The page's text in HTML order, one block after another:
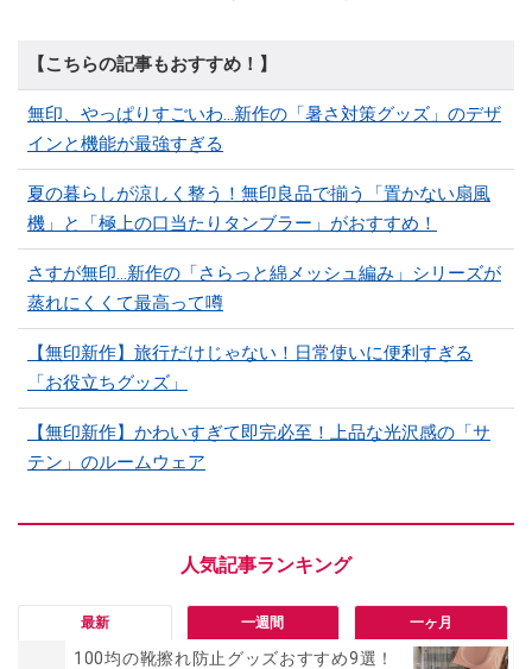
【こちらの記事もおすすめ！】
無印、やっぱりすごいわ…新作の「暑さ対策グッズ」のデザ
インと機能が最強すぎる
夏の暮らしが涼しく整う！無印良品で揃う「置かない扇風
機」と「極上の口当たりタンブラー」がおすすめ！
さすが無印…新作の「さらっと綿メッシュ編み」シリーズが
蒸れにくくて最高って噂
【無印新作】旅行だけじゃない！日常使いに便利すぎる
「お役立ちグッズ」
【無印新作】かわいすぎて即完必至！上品な光沢感の「サ
テン」のルームウェア
最新 一週間 一ヶ月
100均の靴擦れ防止グッズおすすめ9選！